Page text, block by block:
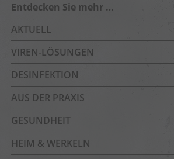
Entdecken Sie mehr …
AKTUELL
VIREN-LÖSUNGEN
DESINFEKTION
AUS DER PRAXIS
GESUNDHEIT
HEIM & WERKELN